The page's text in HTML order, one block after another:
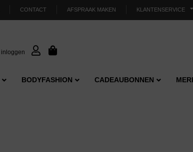
CONTACT AFSPRAAK MAKEN KLANTENSERVICE
inloggen
BODYFASHION CADEAUBONNEN